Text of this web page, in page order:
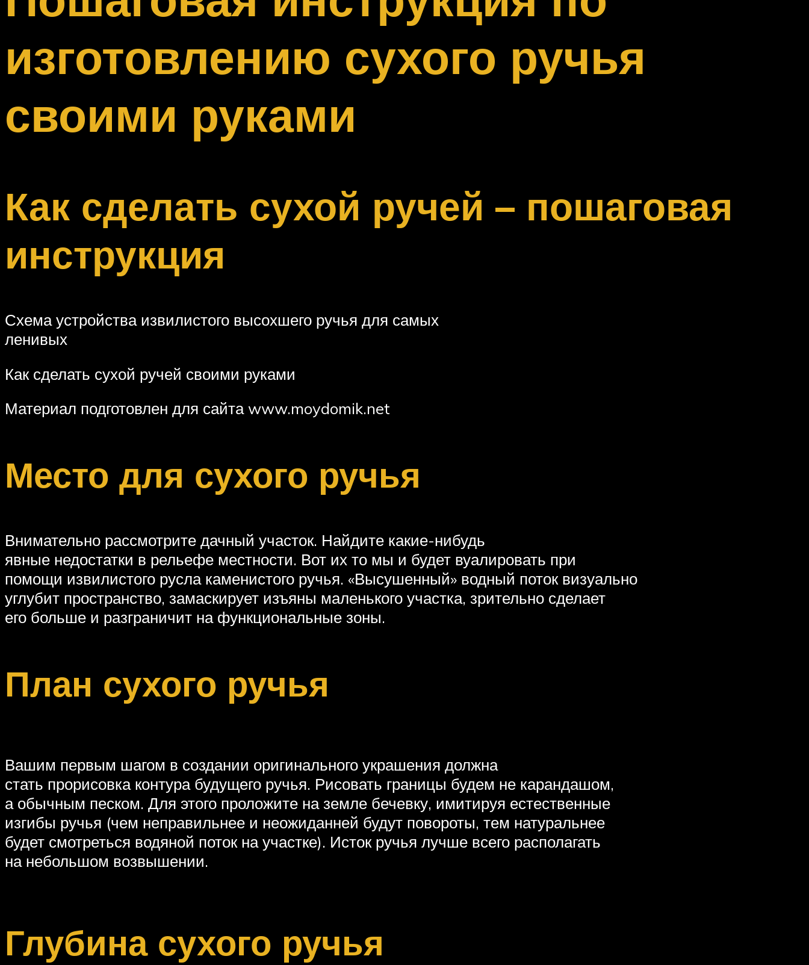
изготовлению сухого ручья
своими руками
Как сделать сухой ручей – пошаговая
инструкция
Схема устройства извилистого высохшего ручья для самых
ленивых
Как сделать сухой ручей своими руками
Материал подготовлен для сайта www.moydomik.net
Место для сухого ручья
Внимательно рассмотрите дачный участок. Найдите какие-нибудь
явные недостатки в рельефе местности. Вот их то мы и будет вуалировать при
помощи извилистого русла каменистого ручья. «Высушенный» водный поток визуально
углубит пространство, замаскирует изъяны маленького участка, зрительно сделает
его больше и разграничит на функциональные зоны.
План сухого ручья
Вашим первым шагом в создании оригинального украшения должна
стать прорисовка контура будущего ручья. Рисовать границы будем не карандашом,
а обычным песком. Для этого проложите на земле бечевку, имитируя естественные
изгибы ручья (чем неправильнее и неожиданней будут повороты, тем натуральнее
будет смотреться водяной поток на участке). Исток ручья лучше всего располагать
на небольшом возвышении.
Глубина сухого ручья